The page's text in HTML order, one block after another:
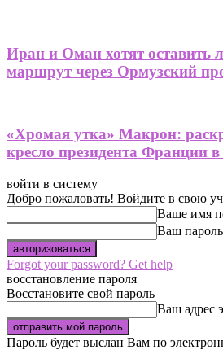
Иран и Оман хотят оставить
маршрут через Ормузский
«Хромая утка» Макрон:
кресло президента Франции в
войти в систему
Добро пожаловать! Войдите в свою
Ваше имя
Ваш пароль
Forgot your password? Get help
восстановление пароля
Восстановите свой пароль
Ваш адрес
Пароль будет выслан Вам по